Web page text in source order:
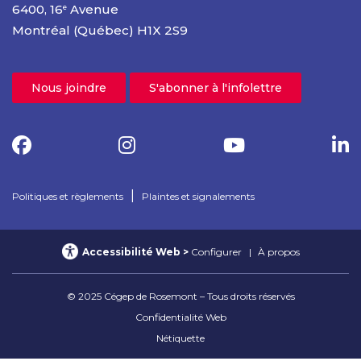
6400, 16e Avenue
Montréal (Québec) H1X 2S9
Nous joindre S'abonner à l'infolettre
Politiques et règlements Plaintes et signalements
© 2025 Cégep de Rosemont – Tous droits réservés
Confidentialité Web
Nétiquette
Accessibilité Web Configurer À propos